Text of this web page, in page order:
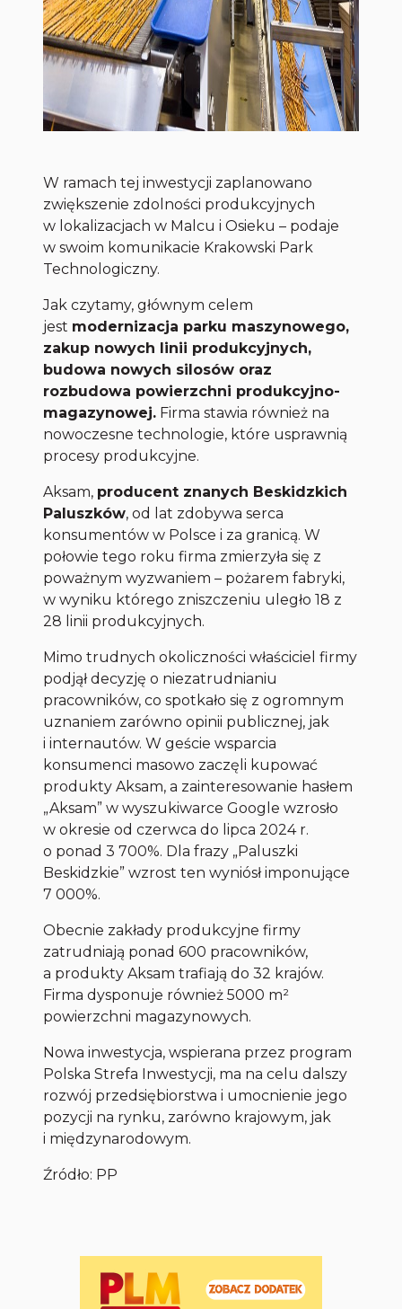
W ramach tej inwestycji zaplanowano
zwiększenie zdolności produkcyjnych
w lokalizacjach w Malcu i Osieku – podaje
w swoim komunikacie Krakowski Park
Technologiczny.
Jak czytamy, głównym celem
jest modernizacja parku maszynowego,
zakup nowych linii produkcyjnych,
budowa nowych silosów oraz
rozbudowa powierzchni produkcyjno-
magazynowej. Firma stawia również na
nowoczesne technologie, które usprawnią
procesy produkcyjne.
Aksam, producent znanych Beskidzkich
Paluszków, od lat zdobywa serca
konsumentów w Polsce i za granicą. W
połowie tego roku firma zmierzyła się z
poważnym wyzwaniem – pożarem fabryki,
w wyniku którego zniszczeniu uległo 18 z
28 linii produkcyjnych.
Mimo trudnych okoliczności właściciel firmy
podjął decyzję o niezatrudnianiu
pracowników, co spotkało się z ogromnym
uznaniem zarówno opinii publicznej, jak
i internautów. W geście wsparcia
konsumenci masowo zaczęli kupować
produkty Aksam, a zainteresowanie hasłem
„Aksam” w wyszukiwarce Google wzrosło
w okresie od czerwca do lipca 2024 r.
o ponad 3 700%. Dla frazy „Paluszki
Beskidzkie” wzrost ten wyniósł imponujące
7 000%.
Obecnie zakłady produkcyjne firmy
zatrudniają ponad 600 pracowników,
a produkty Aksam trafiają do 32 krajów.
Firma dysponuje również 5000 m²
powierzchni magazynowych.
Nowa inwestycja, wspierana przez program
Polska Strefa Inwestycji, ma na celu dalszy
rozwój przedsiębiorstwa i umocnienie jego
pozycji na rynku, zarówno krajowym, jak
i międzynarodowym.
Źródło: PP